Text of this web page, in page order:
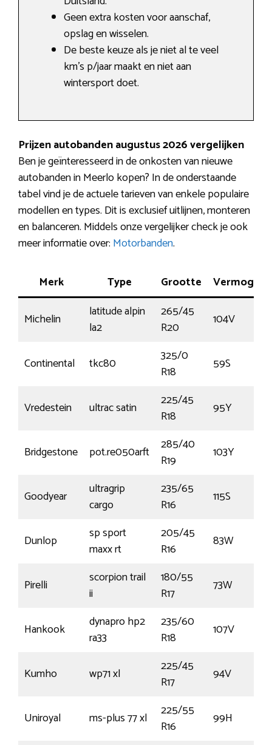
Geen extra kosten voor aanschaf,
opslag en wisselen.
De beste keuze als je niet al te veel
km’s p/jaar maakt en niet aan
wintersport doet.
Prijzen autobanden augustus 2026 vergelijken
Ben je geïnteresseerd in de onkosten van nieuwe
autobanden in Meerlo kopen? In de onderstaande
tabel vind je de actuele tarieven van enkele populaire
modellen en types. Dit is exclusief uitlijnen, monteren
en balanceren. Middels onze vergelijker check je ook
meer informatie over: Motorbanden.
Merk Type Grootte Vermogen
Michelin
latitude alpin
la2
265/45
R20
104V
Continental tkc80
325/0
R18
59S
Vredestein ultrac satin
225/45
R18
95Y
Bridgestone pot.re050arft
285/40
R19
103Y
Goodyear
ultragrip
cargo
235/65
R16
115S
Dunlop
sp sport
maxx rt
205/45
R16
83W
Pirelli
scorpion trail
ii
180/55
R17
73W
Hankook
dynapro hp2
ra33
235/60
R18
107V
Kumho wp71 xl
225/45
R17
94V
Uniroyal ms-plus 77 xl
225/55
R16
99H